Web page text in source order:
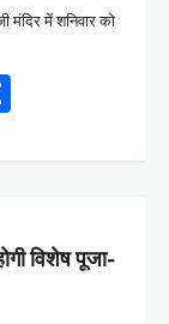
मंदिर में शनिवार को
विशेष पूजा-